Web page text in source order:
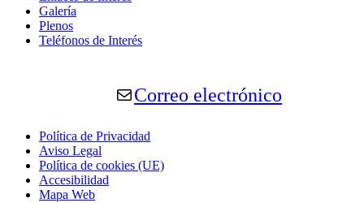
Galería
Plenos
Teléfonos de Interés
Correo electrónico
Política de Privacidad
Aviso Legal
Política de cookies (UE)
Accesibilidad
Mapa Web